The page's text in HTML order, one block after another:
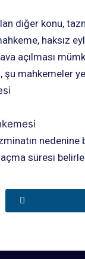
diğer konu,
haksız
açılması
şu mahkemeler
süresi